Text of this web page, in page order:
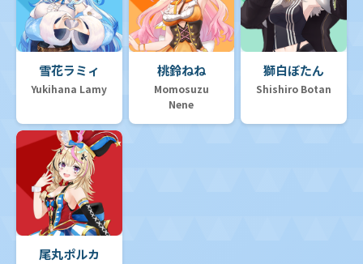
雪花ラミィ
Yukihana Lamy
桃鈴ねね
Momosuzu
Nene
獅白ぼたん
Shishiro Botan
尾丸ポルカ